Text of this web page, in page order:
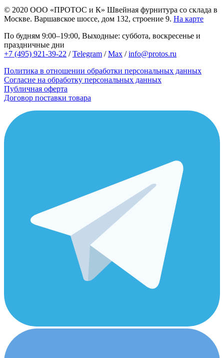
© 2020 ООО «ПРОТОС и К» Швейная фурнитура со склада в
Москве. Варшавское шоссе, дом 132, строение 9. На карте
По будням 9:00–19:00, Выходные: суббота, воскресенье и
праздничные дни
+7 (495) 921-39-22 /Telegram /Max /info@protos.ru
Политика в отношении обработки персональных данных
Согласие на обработку персональных данных
Публичная оферта
Договор поставки товара